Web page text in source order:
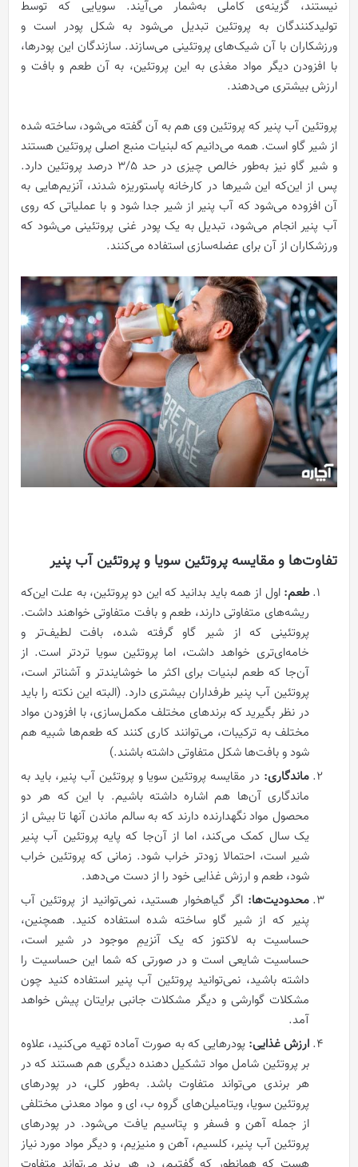
نیستند، گزینه‌ی کاملی به‌شمار می‌آیند. سویایی که توسط
تولیدکنندگان به پروتئین تبدیل می‌شود به شکل پودر است و
ورزشکاران با آن شیک‌های پروتئینی می‌سازند. سازندگان این پودرها،
با افزودن دیگر مواد مغذی به این پروتئین، به آن طعم و بافت و
ارزش بیشتری می‌دهند.
پروتئین آب پنیر که پروتئین وی هم به آن گفته می‌شود، ساخته شده
از شیر گاو است. همه می‌دانیم که لبنیات منبع اصلی پروتئین هستند
و شیر گاو نیز به‌طور خالص چیزی در حد ۳/۵ درصد پروتئین دارد.
پس از این‌که این شیرها در کارخانه پاستوریزه شدند، آنزیم‌هایی به
آن افزوده می‌شود که آب پنیر از شیر جدا شود و با عملیاتی که روی
آب پنیر انجام می‌شود، تبدیل به یک پودر غنی پروتئینی می‌شود که
ورزشکاران از آن برای عضله‌سازی استفاده می‌کنند.
تفاوت‌ها و مقایسه پروتئین سویا و پروتئین آب پنیر
طعم: اول از همه باید بدانید که این دو پروتئین، به علت این‌که
ریشه‌های متفاوتی دارند، طعم و بافت متفاوتی خواهند داشت.
پروتئینی که از شیر گاو گرفته شده، بافت لطیف‌تر و
خامه‌ای‌تری خواهد داشت، اما پروتئین سویا تردتر است. از
آن‌جا که طعم لبنیات برای اکثر ما خوشایندتر و آشناتر است،
پروتئین آب پنیر طرفداران بیشتری دارد. (البته این نکته را باید
در نظر بگیرید که برندهای مختلف مکمل‌سازی، با افزودن مواد
مختلف به ترکیبات، می‌توانند کاری کنند که طعم‌ها شبیه هم
شود و بافت‌ها شکل متفاوتی داشته باشند.)
ماندگاری: در مقایسه پروتئین سویا و پروتئین آب پنیر، باید به
ماندگاری آن‌ها هم اشاره داشته باشیم. با این که هر دو
محصول مواد نگهدارنده دارند که به سالم ماندن آنها تا بیش از
یک سال کمک می‌کند، اما از آن‌جا که پایه پروتئین آب پنیر
شیر است، احتمالا زودتر خراب شود. زمانی که پروتئین خراب
شود، طعم و ارزش غذایی خود را از دست می‌دهد.
محدودیت‌ها: اگر گیاهخوار هستید، نمی‌توانید از پروتئین آب
پنیر که از شیر گاو ساخته شده استفاده کنید. همچنین،
حساسیت به لاکتوز که یک آنزیمِ موجود در شیر است،
حساسیت شایعی است و در صورتی که شما این حساسیت را
داشته باشید، نمی‌توانید پروتئین آب پنیر استفاده کنید چون
مشکلات گوارشی و دیگر مشکلات جانبی برایتان پیش خواهد
آمد.
ارزش غذایی: پودرهایی که به صورت آماده تهیه می‌کنید، علاوه
بر پروتئین شامل مواد تشکیل دهنده دیگری هم هستند که در
هر برندی می‌تواند متفاوت باشد. به‌طور کلی، در پودرهای
پروتئین‌ سویا، ویتامیلن‌های گروه ب، ای و مواد معدنی مختلفی
از جمله آهن و فسفر و پتاسیم یافت می‌شود. در پودرهای
پروتئین آب پنیر، کلسیم، آهن و منیزیم، و دیگر مواد مورد نیاز